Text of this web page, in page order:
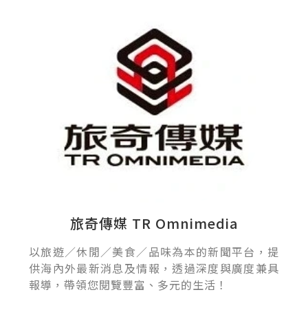
旅奇傳媒 TR Omnimedia
以旅遊／休閒／美食／品味為本的新聞平台，提
供海內外最新消息及情報，透過深度與廣度兼具
報導，帶領您閱覽豐富、多元的生活！